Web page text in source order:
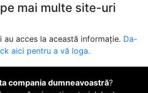
mai multe site-uri
au acces la această informație. Da-
aici pentru a vă loga.
compania dumneavoastră?